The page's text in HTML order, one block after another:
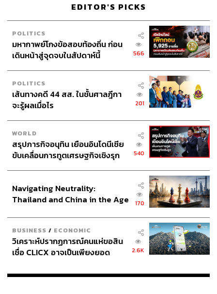
EDITOR'S PICKS
POLITICS
มหากาพย์โกงข้อสอบท้องถิ่น ก่อน
เดินหน้าสู่จุดจบในสัปดาห์นี้
566
POLITICS
เส้นทางคดี 44 สส. ในชั้นศาลฎีกา
จะรู้ผลเมื่อไร
201
WORLD
สรุปภารกิจอนุทิน เยือนอินโดนีเซีย
ขับเคลื่อนการทูตเศรษฐกิจเชิงรุก
540
Navigating Neutrality:
Thailand and China in the Age
170
BUSINESS / ECONOMIC
วิเคราะห์ปรากฏการณ์คนแห่ขอสิน
เชื่อ CLICX อาจเป็นเพียงยอด
เรือนไทยที่ถูกซุกไว้
2.6K